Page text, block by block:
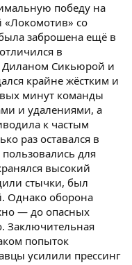
победу на
«Локомотив» со
заброшена ещё в
в
Диланом Сикьюрой и
крайне жёстким и
минут команды
и удалениями, а
к частым
раз оставался в
для
высокий
стычки, был
Однако оборона
— до опасных
Заключительная
попыток
усилили прессинг